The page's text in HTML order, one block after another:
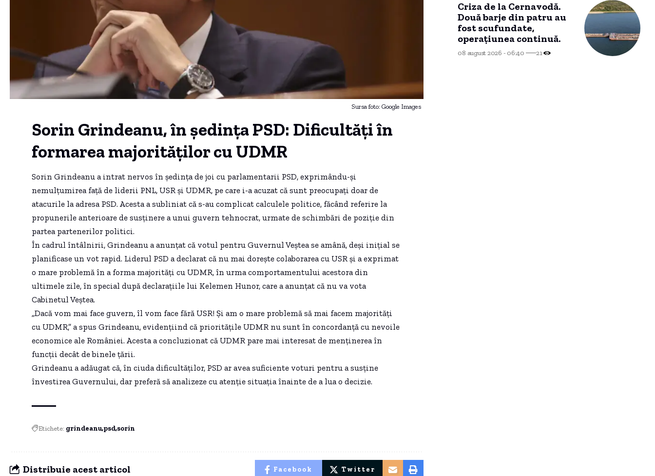
Sursa foto: Google Images
Sorin Grindeanu, în ședința PSD: Dificultăți în
formarea majorităților cu UDMR
Sorin Grindeanu a intrat nervos în ședința de joi cu parlamentarii PSD, exprimându-și
nemulțumirea față de liderii PNL, USR și UDMR, pe care i-a acuzat că sunt preocupați doar de
atacurile la adresa PSD. Acesta a subliniat că s-au complicat calculele politice, făcând referire la
propunerile anterioare de susținere a unui guvern tehnocrat, urmate de schimbări de poziție din
partea partenerilor politici.
În cadrul întâlnirii, Grindeanu a anunțat că votul pentru Guvernul Veștea se amână, deși inițial se
planificase un vot rapid. Liderul PSD a declarat că nu mai dorește colaborarea cu USR și a exprimat
o mare problemă în a forma majorități cu UDMR, în urma comportamentului acestora din
ultimele zile, în special după declarațiile lui Kelemen Hunor, care a anunțat că nu va vota
Cabinetul Veștea.
„Dacă vom mai face guvern, îl vom face fără USR! Și am o mare problemă să mai facem majorități
cu UDMR,” a spus Grindeanu, evidențiind că prioritățile UDMR nu sunt în concordanță cu nevoile
economice ale României. Acesta a concluzionat că UDMR pare mai interesat de menținerea în
funcții decât de binele țării.
Grindeanu a adăugat că, în ciuda dificultăților, PSD ar avea suficiente voturi pentru a susține
învestirea Guvernului, dar preferă să analizeze cu atenție situația înainte de a lua o decizie.
Etichete: grindeanupsdsorin
Distribuie acest articol Facebook Twitter
Criza de la Cernavodă.
Două barje din patru au
fost scufundate,
operațiunea continuă.
08 august 2026 - 06:40 21